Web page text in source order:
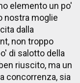
elemento un po'
nostra moglie
dalla
non troppo
di salotto della
riuscito, ma un
concorrenza, sia